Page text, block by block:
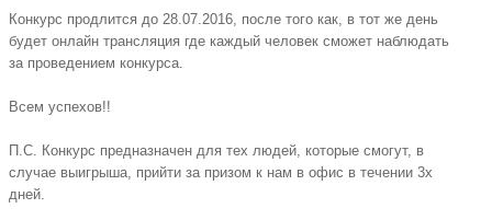
Конкурс продлится до 28.07.2016, после того как, в тот же день
будет онлайн трансляция где каждый человек сможет наблюдать
за проведением конкурса.
Всем успехов!!
П.С. Конкурс предназначен для тех людей, которые смогут, в
случае выигрыша, прийти за призом к нам в офис в течении 3х
дней.